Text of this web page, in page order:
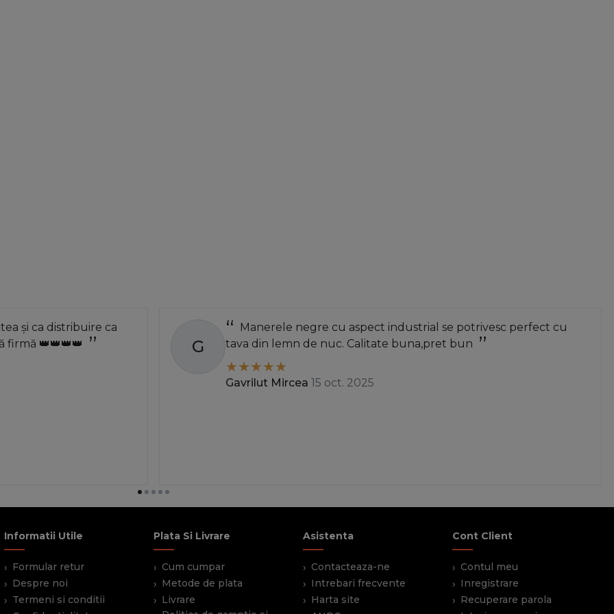
și ca distribuire ca
👑👑👑👑
G
Manerele negre cu aspect industrial se potrivesc perfect cu
tava din lemn de nuc. Calitate buna,pret bun
Gavrilut Mircea 15 oct. 2025
Informatii Utile
Formular retur
Despre noi
Termeni si conditii
Plata Si Livrare
Cum cumpar
Metode de plata
Livrare
Asistenta
Contacteaza-ne
Intrebari frecvente
Harta site
Cont Client
Contul meu
Inregistrare
Recuperare parola